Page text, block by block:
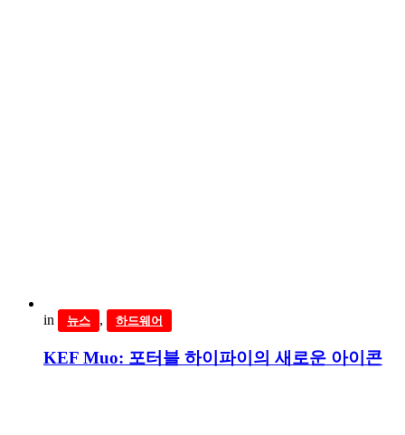
in 뉴스 , 하드웨어
KEF Muo: 포터블 하이파이의 새로운 아이콘